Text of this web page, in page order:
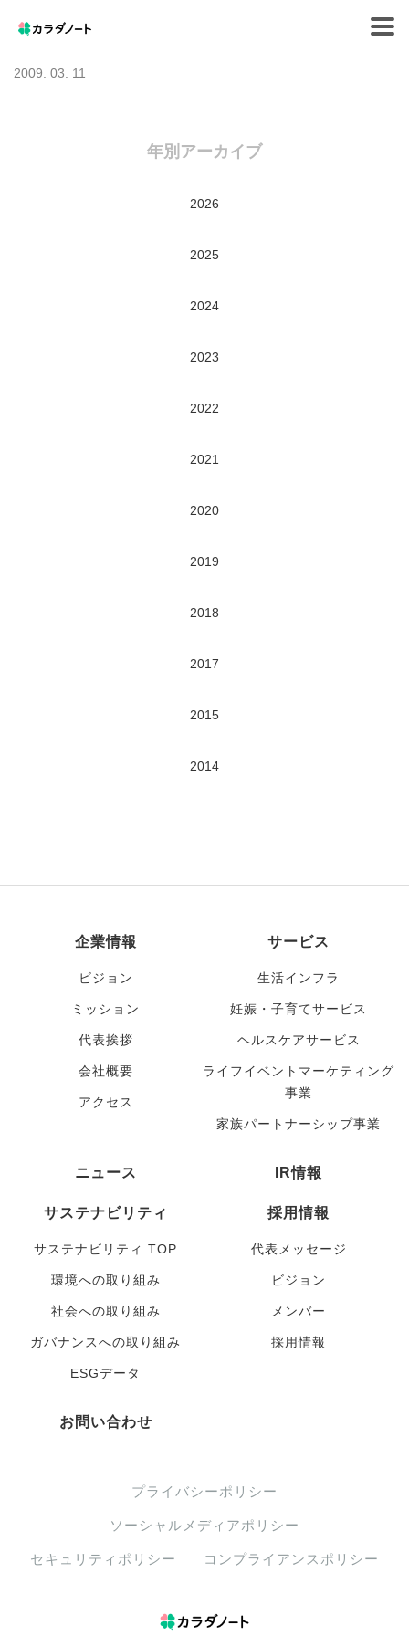
2009. 03. 11
年別アーカイブ
2026
2025
2024
2023
2022
2021
2020
2019
2018
2017
2015
2014
企業情報
ビジョン
ミッション
代表挨拶
会社概要
アクセス
サービス
生活インフラ
妊娠・子育てサービス
ヘルスケアサービス
ライフイベントマーケティング
事業
家族パートナーシップ事業
ニュース IR情報
サステナビリティ
サステナビリティ TOP
環境への取り組み
社会への取り組み
ガバナンスへの取り組み
ESGデータ
採用情報
代表メッセージ
ビジョン
メンバー
採用情報
お問い合わせ
プライバシーポリシー
ソーシャルメディアポリシー
セキュリティポリシー コンプライアンスポリシー